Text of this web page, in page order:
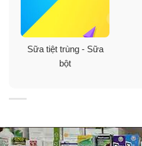
vani dễ uống, điều này làm
phẩm và đặc trưng riêng so với
thường.
Tùy vào sự sáng tạo và sở
Original Nutrition
Sữa tiệt trùng - Sữa
bột